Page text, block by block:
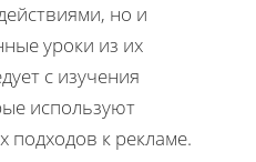
но и
уроки из их
с изучения
используют
подходов к рекламе.